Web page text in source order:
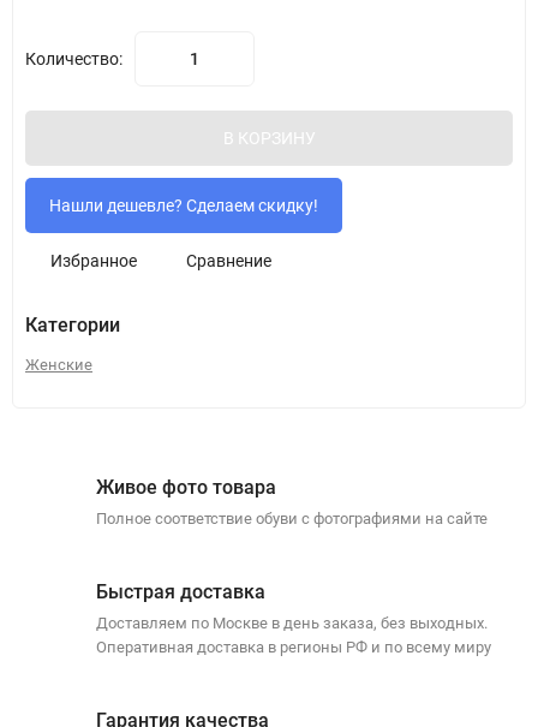
Количество:
В КОРЗИНУ
Избранное Сравнение
Категории
Женские
Живое фото товара
Полное соответствие обуви с фотографиями на сайте
Быстрая доставка
Доставляем по Москве в день заказа, без выходных.
Оперативная доставка в регионы РФ и по всему миру
Гарантия качества